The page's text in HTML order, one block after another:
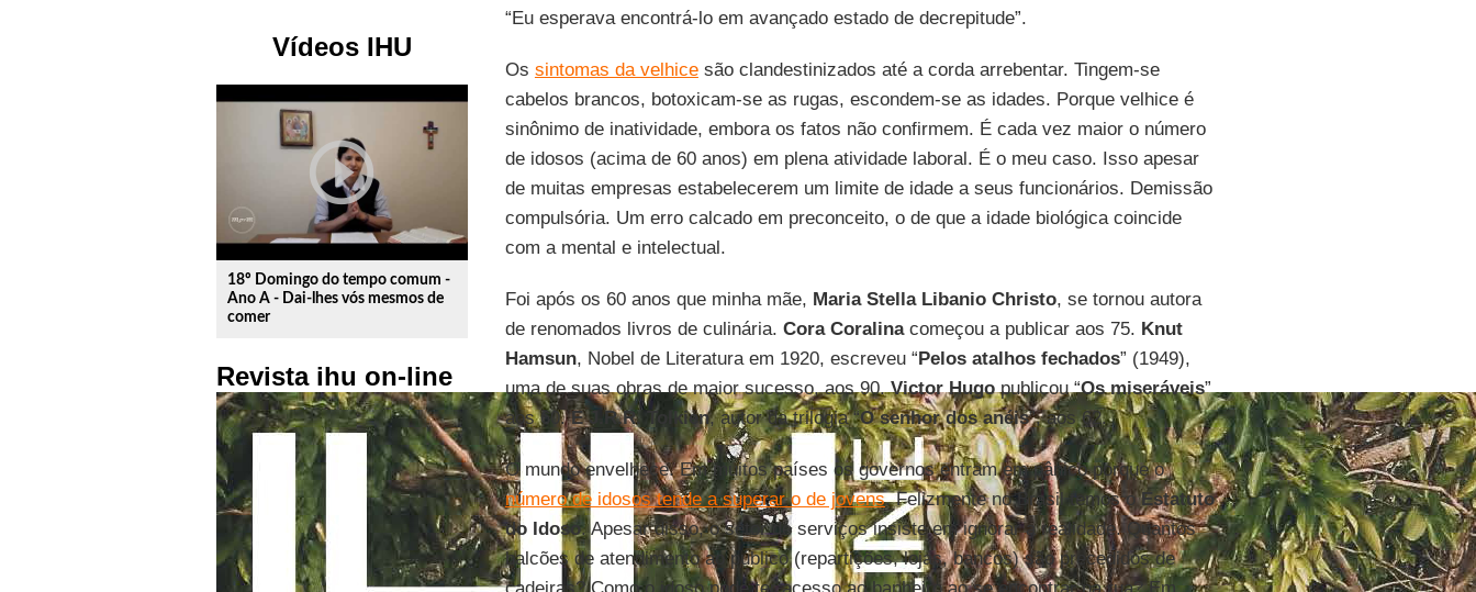
Vídeos IHU
play_circle_outline
18º Domingo do tempo comum -
Ano A - Dai-lhes vós mesmos de
comer
Revista ihu on-line
“Eu esperava encontrá-lo em avançado estado de decrepitude”.
Os sintomas da velhicesão clandestinizados até a corda arrebentar. Tingem-se
cabelos brancos, botoxicam-se as rugas, escondem-se as idades. Porque velhice é
sinônimo de inatividade, embora os fatos não confirmem. É cada vez maior o número
de idosos (acima de 60 anos) em plena atividade laboral. É o meu caso. Isso apesar
de muitas empresas estabelecerem um limite de idade a seus funcionários. Demissão
compulsória. Um erro calcado em preconceito, o de que a idade biológica coincide
com a mental e intelectual.
Foi após os 60 anos que minha mãe, Maria Stella Libanio Christo, se tornou autora
de renomados livros de culinária. Cora Coralinacomeçou a publicar aos 75. Knut
Hamsun, Nobel de Literatura em 1920, escreveu “Pelos atalhos fechados” (1949),
uma de suas obras de maior sucesso, aos 90.Victor Hugopublicou “Os miseráveis”
aos 60.E J.R.R. Tolkien, autor da trilogia “O senhor dos anéis”, aos 62.
O mundo envelhece. Em muitos países os governos entram em pânico porque o
número de idosos tende a superar o de jovens. Felizmente no Brasil temos oEstatuto
do Idoso. Apesar disso, o setor de serviços insiste em ignorar a realidade. Quantos
balcões de atendimento ao público (repartições, lojas, bancos) são precedidos de